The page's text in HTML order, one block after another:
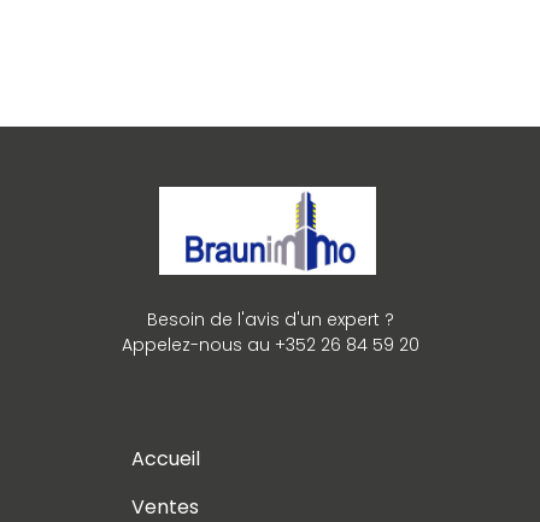
Besoin de l'avis d'un expert ?
Appelez-nous au +352 26 84 59 20
Accueil
Ventes